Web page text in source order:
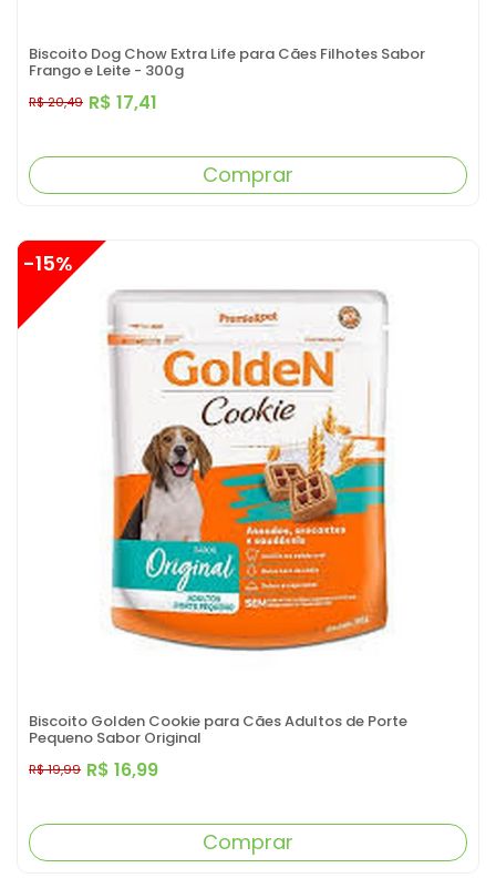
Biscoito Dog Chow Extra Life para Cães Filhotes Sabor
Frango e Leite - 300g
R$ 17,41
R$ 20,49
Comprar
Biscoito Golden Cookie para Cães Adultos de Porte
Pequeno Sabor Original
R$ 16,99
R$ 19,99
-15%
Comprar